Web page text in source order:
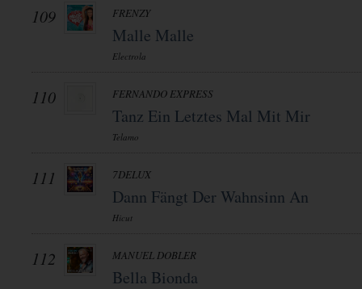
109 FRENZY
Malle Malle
Electrola
110 FERNANDO EXPRESS
Tanz Ein Letztes Mal Mit Mir
Telamo
111 7DELUX
Dann Fängt Der Wahnsinn An
Hicut
112 MANUEL DOBLER
Bella Bionda